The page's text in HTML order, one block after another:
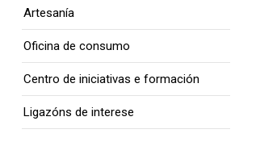
Artesanía
Oficina de consumo
Centro de iniciativas e formación
Ligazóns de interese